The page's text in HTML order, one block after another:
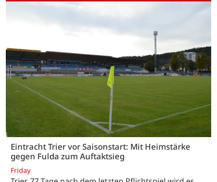
Eintracht Trier vor Saisonstart: Mit Heimstärke
gegen Fulda zum Auftaktsieg
Friday